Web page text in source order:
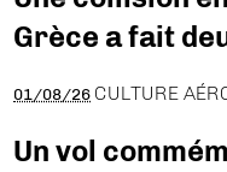
Grèce a fait
01/08/26 CULTURE
Un vol